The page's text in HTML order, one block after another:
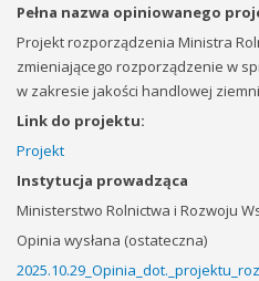
Pełna nazwa opiniowanego
Projekt rozporządzenia Ministra
zmieniającego rozporządzenie w
w zakresie jakości handlowej
Link do projektu:
Projekt
Instytucja prowadząca
Ministerstwo Rolnictwa i Rozwoju
Opinia wysłana (ostateczna)